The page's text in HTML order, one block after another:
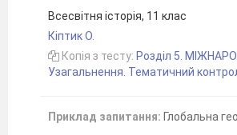
Всесвітня історія, 11 клас
Кіптик О.
Копія з тесту: Розділ 5.
Узагальнення. Тематичний
Приклад запитання: Глобальна геополітична, економічна та ідеологічна конфронтація між Радянським Союзом і його союзниками